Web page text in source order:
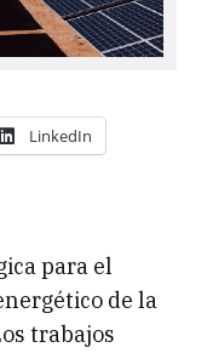
LinkedIn
para el
de la
trabajos